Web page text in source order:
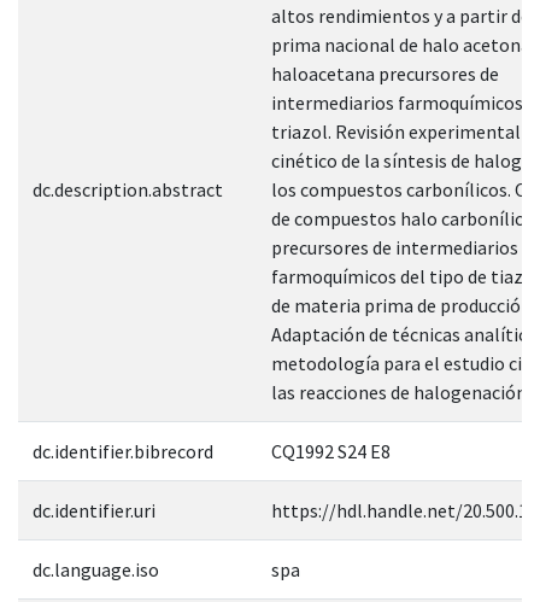
dc.description.abstract
altos rendimientos y a partir de
prima nacional de halo acetona
haloacetana precursores de
intermediarios farmoquímicos
triazol. Revisión experimental
cinético de la síntesis de
los compuestos carbonílicos.
de compuestos halo
precursores de intermediarios
farmoquímicos del tipo de
de materia prima de producción
Adaptación de técnicas
metodología para el estudio
las reacciones de halogenación.
dc.identifier.bibrecord CQ1992 S24 E8
dc.identifier.uri https://hdl.handle.net/
dc.language.iso spa